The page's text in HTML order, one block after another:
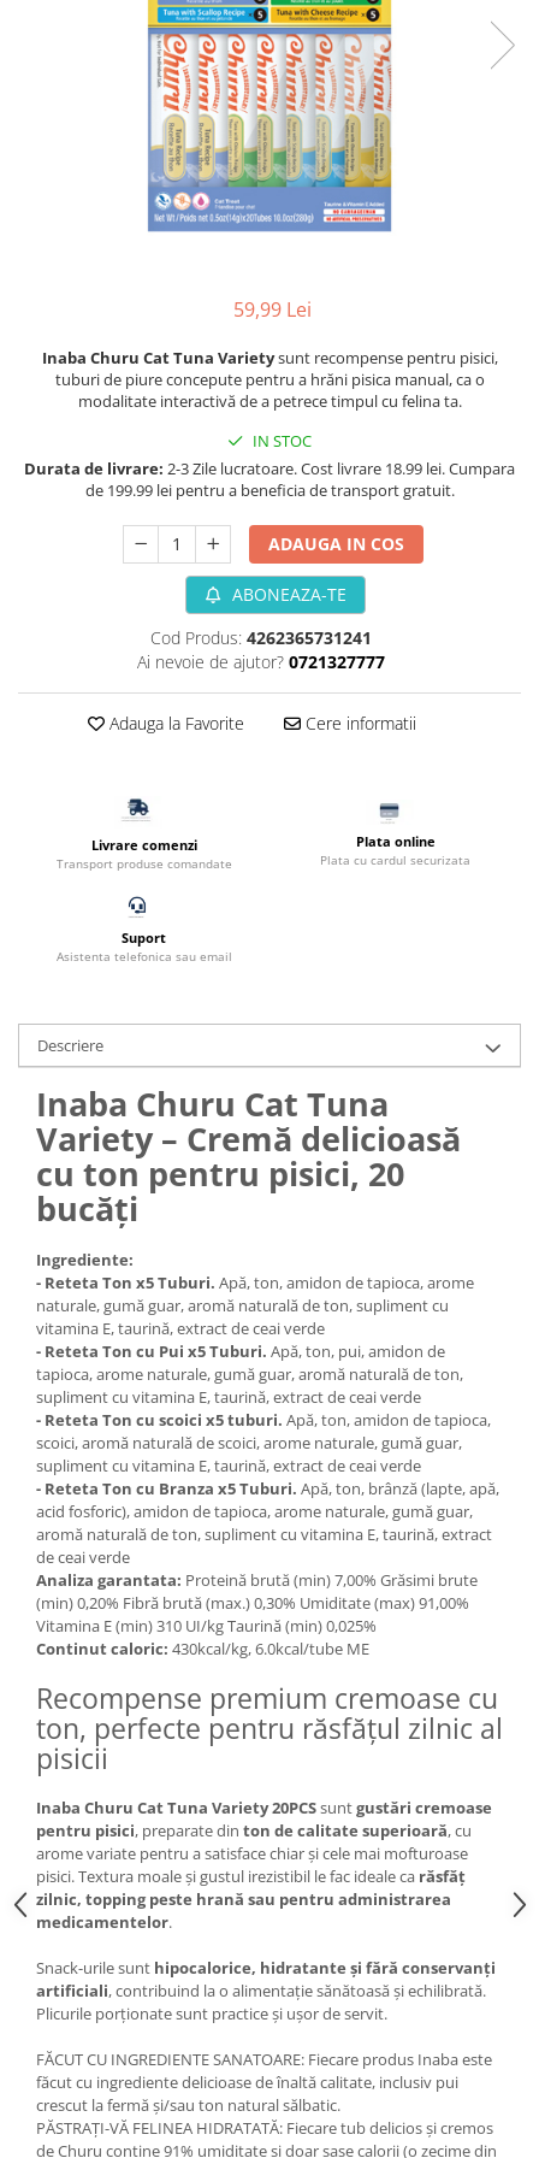
Zgarzi si hamuri caini
Hrana uscata pentru pisici
Asternut pentru litiere
Litiere pentru pisici
Antiparazitare pisici
Hrana pesti acvariu
Filtru extern acvariu
Pompe aer acvariu
Pompa apa acvariu
Lampa pentru acvariu
Neoane si LED-uri pentru acvarii
Sterilizator acvariu
Racitoare
Fertilizatori acvarii
Tratamente pesti acvariu
Curatare acvarii
Conditioneri apa acvariu
Medii filtrante
Decoruri si plante artificiale
Accesorii acvarii
Piese de schimb
Pasari
Batoane
Colivii pentru pasari
Hrana pasari
Rozatoare
Igiena rozatoare
Hrana Rozatoare
Reptile
Hrana reptile
Igiena reptile
Decoruri terarii
Incalzitoare si pompe terarii
Solutii iluminat terarii
Lampi terarii
reptile
Accesorii diverse terarii
Iazuri
Igiena Iazuri
Conditioner apa iaz
Hrana pesti iazuri
Teste apa iaz
Filtre iaz
Pompe iaz
Incalzitor Iaz
Accesorii iaz
Cai
Toaletare cai
Casti echitatie
Accesorii cai
Masini de tuns caini
Accesorii masini tuns caini
Antiparazitare caini
Accesorii diverse caini
Fertilizatori acvarii
Tratamente pesti acvariu
Furtune si conectori acvarii
Conditioneri apa acvariu
Decoruri si plante artificiale
Piese de schimb
59,99 Lei
Inaba Churu Cat Tuna Varietysunt recompense pentru pisici,
tuburi de piure concepute pentru a hrăni pisica manual, ca o
modalitate interactivă de a petrece timpul cu felina ta.
IN STOC
Durata de livrare: 2-3 Zile lucratoare. Cost livrare 18.99 lei. Cumpara
de 199.99 lei pentru a beneficia de transport gratuit.
ADAUGA IN COS
ABONEAZA-TE
Cod Produs: 4262365731241
Ai nevoie de ajutor? 0721327777
Adauga la Favorite Cere informatii
Livrare comenzi
Transport produse comandate
Plata online
Plata cu cardul securizata
Suport
Asistenta telefonica sau email
Descriere
Inaba Churu Cat Tuna
Variety – Cremă delicioasă
cu ton pentru pisici, 20
bucăți
Ingrediente:
- Reteta Ton x5 Tuburi. Apă, ton, amidon de tapioca, arome
naturale, gumă guar, aromă naturală de ton, supliment cu
vitamina E, taurină, extract de ceai verde
- Reteta Ton cu Pui x5 Tuburi. Apă, ton, pui, amidon de
tapioca, arome naturale, gumă guar, aromă naturală de ton,
supliment cu vitamina E, taurină, extract de ceai verde
- Reteta Ton cu scoici x5 tuburi. Apă, ton, amidon de tapioca,
scoici, aromă naturală de scoici, arome naturale, gumă guar,
supliment cu vitamina E, taurină, extract de ceai verde
- Reteta Ton cu Branza x5 Tuburi. Apă, ton, brânză (lapte, apă,
acid fosforic), amidon de tapioca, arome naturale, gumă guar,
aromă naturală de ton, supliment cu vitamina E, taurină, extract
de ceai verde
Analiza garantata: Proteină brută (min) 7,00% Grăsimi brute
(min) 0,20% Fibră brută (max.) 0,30% Umiditate (max) 91,00%
Vitamina E (min) 310 UI/kg Taurină (min) 0,025%
Continut caloric: 430kcal/kg, 6.0kcal/tube ME
Recompense premium cremoase cu
ton, perfecte pentru răsfățul zilnic al
pisicii
Inaba Churu Cat Tuna Variety 20PCSsuntgustări cremoase
pentru pisici, preparate din ton de calitate superioară, cu
arome variate pentru a satisface chiar și cele mai mofturoase
pisici. Textura moale și gustul irezistibil le fac ideale ca răsfăț
zilnic, topping peste hrană sau pentru administrarea
medicamentelor.
Snack-urile sunt hipocalorice, hidratante și fără conservanți
artificiali, contribuind la o alimentație sănătoasă și echilibrată.
Plicurile porționate sunt practice și ușor de servit.
FĂCUT CU INGREDIENTE SANATOARE: Fiecare produs Inaba este
făcut cu ingrediente delicioase de înaltă calitate, inclusiv pui
crescut la fermă și/sau ton natural sălbatic.
PĂSTRAȚI-VĂ FELINEA HIDRATATĂ: Fiecare tub delicios și cremos
de Churu conține 91% umiditate și doar șase calorii (o zecime din